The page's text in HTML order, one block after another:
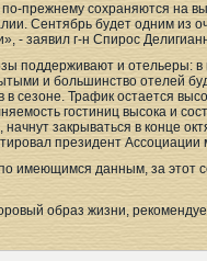
по-прежнему сохраняются на
Сентябрь будет одним из
- заявил г-н Спирос
поддерживают и отельеры:
и большинство отелей
в сезоне. Трафик остается
гостиниц высока и
начнут закрываться в конце
президент
имеющимся данным, за этот
образ жизни,